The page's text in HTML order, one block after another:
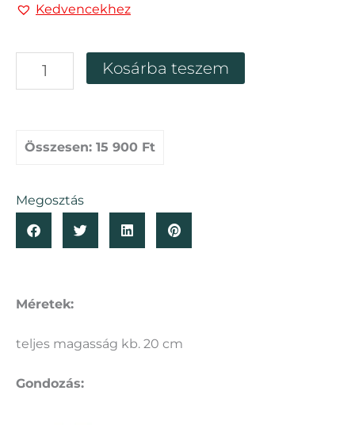
Méretek:
teljes magasság kb. 20 cm
Gondozás:
Kedvencekhez
gömblombik
florárium
Kosárba teszem
Összesen: 15 900 Ft
Megosztás